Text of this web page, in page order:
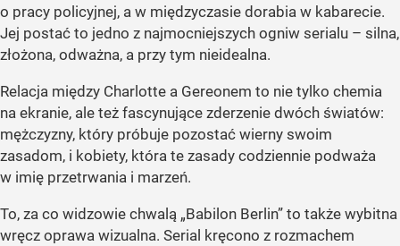
o pracy policyjnej, a w międzyczasie dorabia w kabarecie.
Jej postać to jedno z najmocniejszych ogniw serialu – silna,
złożona, odważna, a przy tym nieidealna.
Relacja między Charlotte a Gereonem to nie tylko chemia
na ekranie, ale też fascynujące zderzenie dwóch światów:
mężczyzny, który próbuje pozostać wierny swoim
zasadom, i kobiety, która te zasady codziennie podważa
w imię przetrwania i marzeń.
To, za co widzowie chwalą „Babilon Berlin” to także wybitna
wręcz oprawa wizualna. Serial kręcono z rozmachem